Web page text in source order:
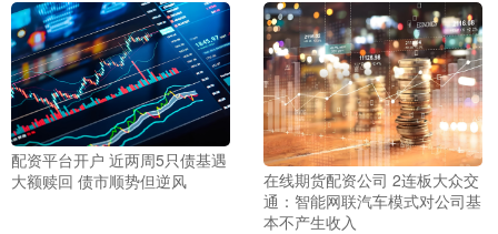
配资平台开户 近两周5只债基遇
大额赎回 债市顺势但逆风
在线期货配资公司 2连板大众交
通：智能网联汽车模式对公司基
本不产生收入